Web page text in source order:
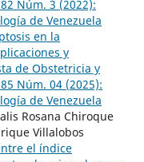
Núm. 3 (2022):
de Venezuela
en la
y
de Obstetricia y
Núm. 04 (2025):
de Venezuela
Rosana Chiroque
Villalobos
el índice